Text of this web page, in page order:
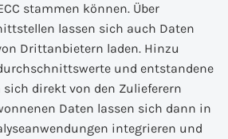
stammen können. Über
lassen sich auch Daten
Drittanbietern laden. Hinzu
und entstandene
sich direkt von den Zulieferern
Daten lassen sich dann in
integrieren und